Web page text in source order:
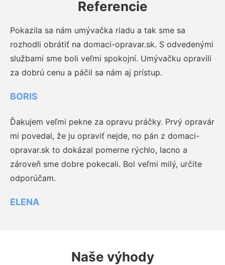
Referencie
Pokazila sa nám umývačka riadu a tak sme sa
rozhodli obrátiť na domaci-opravar.sk. S odvedenými
službami sme boli veľmi spokojní. Umývačku opravili
za dobrú cenu a páčil sa nám aj prístup.
BORIS
Ďakujem veľmi pekne za opravu práčky. Prvý opravár
mi povedal, že ju opraviť nejde, no pán z domaci-
opravar.sk to dokázal pomerne rýchlo, lacno a
zároveň sme dobre pokecali. Bol veľmi milý, určite
odporúčam.
ELENA
Naše výhody